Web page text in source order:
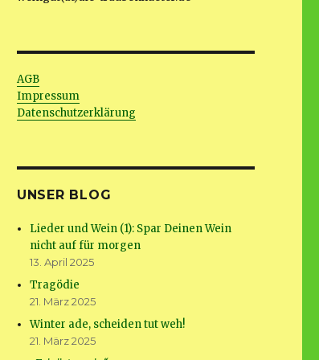
AGB
Impressum
Datenschutzerklärung
UNSER BLOG
Lieder und Wein (1): Spar Deinen Wein
nicht auf für morgen
13. April 2025
Tragödie
21. März 2025
Winter ade, scheiden tut weh!
21. März 2025